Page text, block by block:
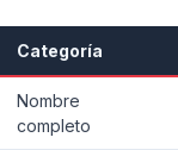
Categoría
Nombre
completo